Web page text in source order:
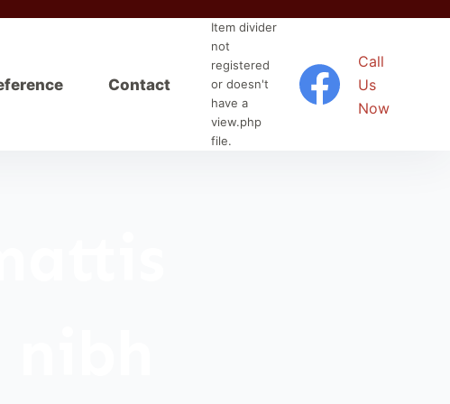
Contact
Item divider
not
registered
or doesn't
have a
view.php
file.
Call
Us
Now